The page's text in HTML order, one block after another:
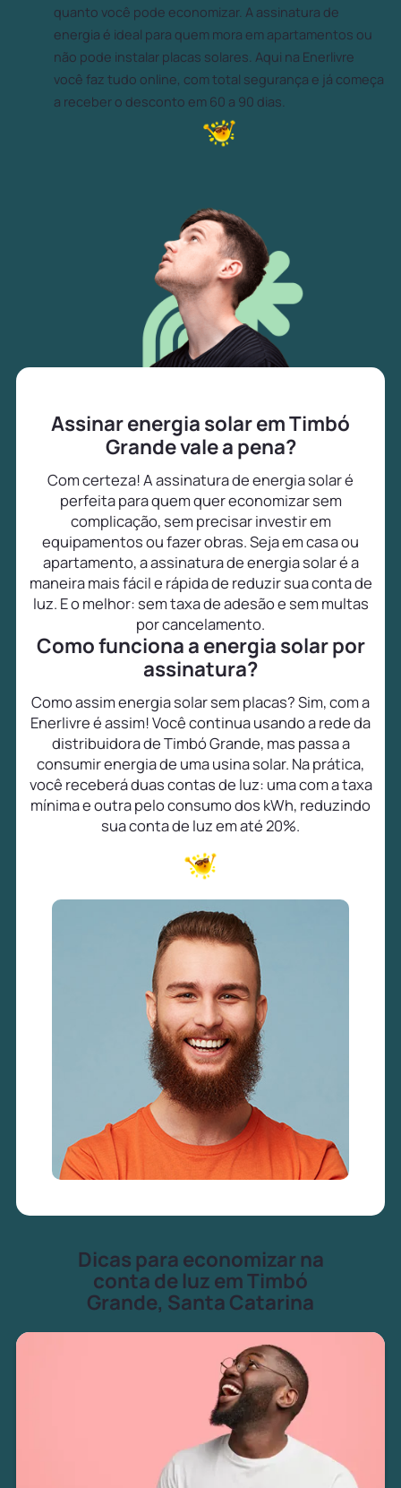
quanto você pode economizar. A assinatura de
energia é ideal para quem mora em apartamentos ou
não pode instalar placas solares. Aqui na Enerlivre
você faz tudo online, com total segurança e já começa
a receber o desconto em 60 a 90 dias.
Assinar energia solar em Timbó
Grande vale a pena?
Com certeza! A assinatura de energia solar é
perfeita para quem quer economizar sem
complicação, sem precisar investir em
equipamentos ou fazer obras. Seja em casa ou
apartamento, a assinatura de energia solar é a
maneira mais fácil e rápida de reduzir sua conta de
luz. E o melhor: sem taxa de adesão e sem multas
por cancelamento.
Como funciona a energia solar por
assinatura?
Como assim energia solar sem placas? Sim, com a
Enerlivre é assim! Você continua usando a rede da
distribuidora de Timbó Grande, mas passa a
consumir energia de uma usina solar. Na prática,
você receberá duas contas de luz: uma com a taxa
mínima e outra pelo consumo dos kWh, reduzindo
sua conta de luz em até 20%.
Dicas para economizar na
conta de luz em Timbó
Grande, Santa Catarina